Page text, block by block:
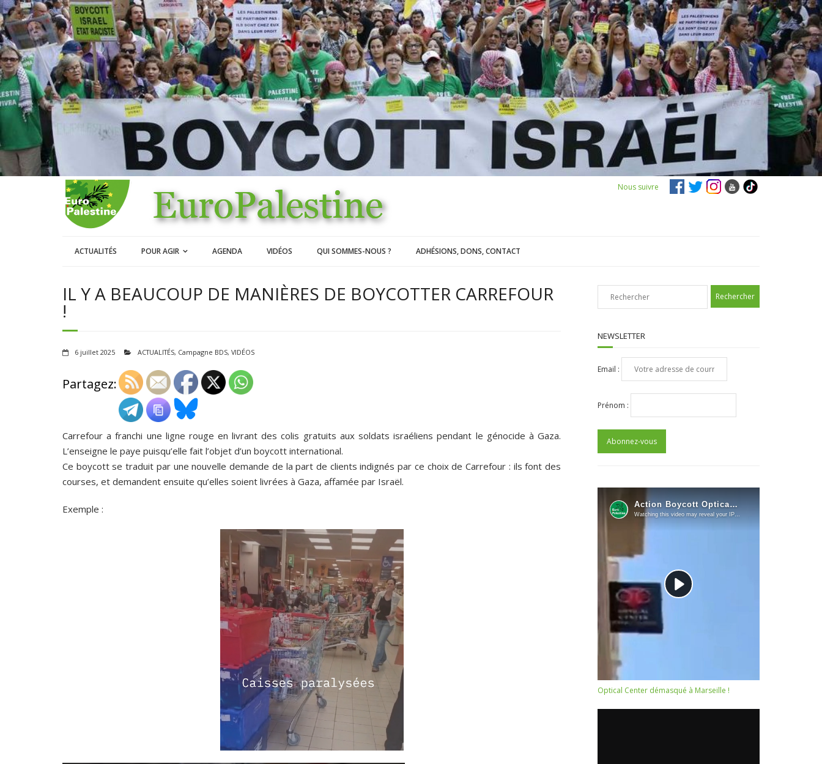
Nous suivre
ACTUALITÉS POUR AGIR AGENDA VIDÉOS QUI SOMMES-NOUS ? ADHÉSIONS, DONS, CONTACT
IL Y A BEAUCOUP DE MANIÈRES DE BOYCOTTER CARREFOUR
!
6 juillet 2025 ACTUALITÉS, Campagne BDS, VIDÉOS
Partagez:
Carrefour a franchi une ligne rouge en livrant des colis gratuits aux soldats israéliens pendant le génocide à Gaza.
L’enseigne le paye puisqu’elle fait l’objet d’un boycott international.
Ce boycott se traduit par une nouvelle demande de la part de clients indignés par ce choix de Carrefour : ils font des
courses, et demandent ensuite qu’elles soient livrées à Gaza, affamée par Israël.
Exemple :
NEWSLETTER
Email :
Prénom :
Optical Center démasqué à Marseille !